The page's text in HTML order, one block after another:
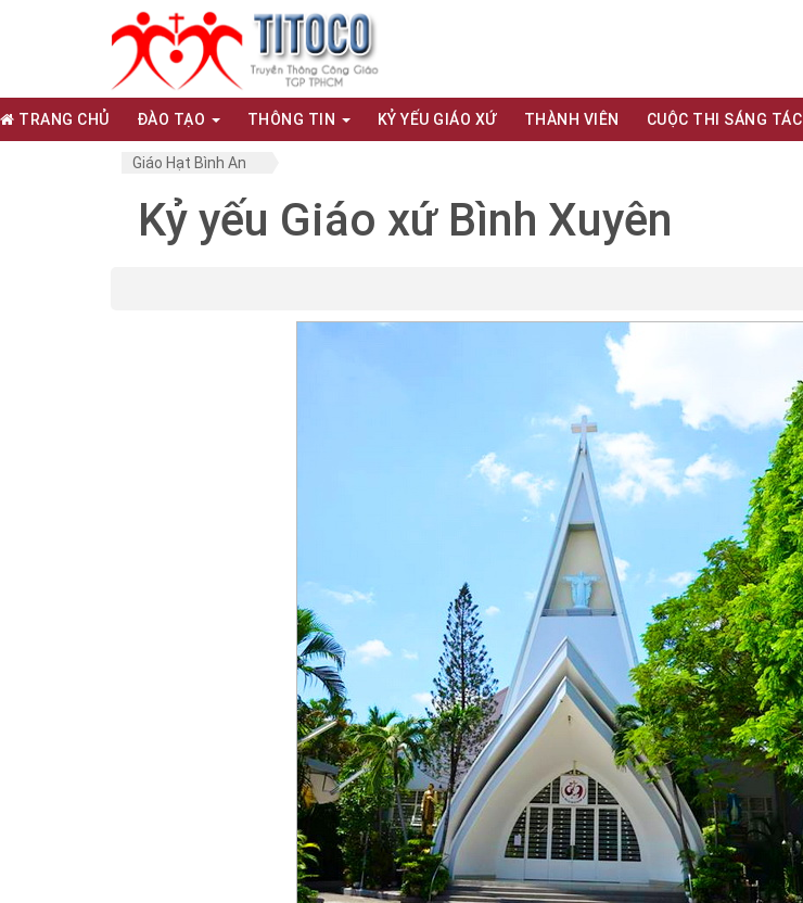
TRANG CHỦ ĐÀO TẠO THÔNG TIN KỶ YẾU GIÁO XỨ THÀNH VIÊN CUỘC THI SÁNG TÁC
Giáo Hạt Bình An
Kỷ yếu Giáo xứ Bình Xuyên